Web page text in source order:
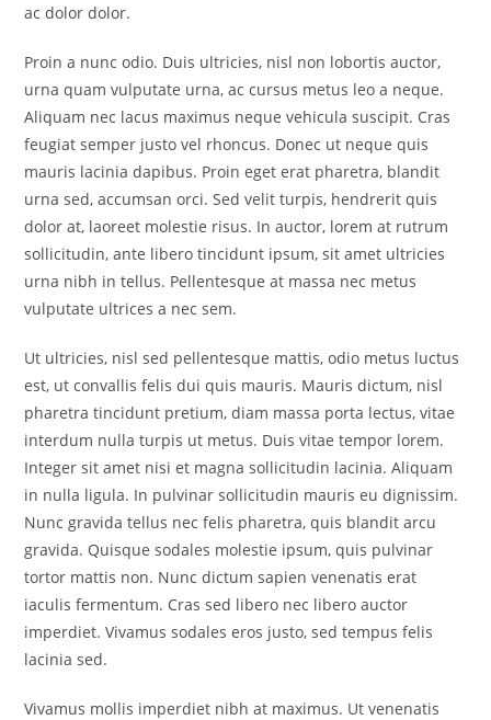
ac dolor dolor.
Proin a nunc odio. Duis ultricies, nisl non lobortis auctor,
urna quam vulputate urna, ac cursus metus leo a neque.
Aliquam nec lacus maximus neque vehicula suscipit. Cras
feugiat semper justo vel rhoncus. Donec ut neque quis
mauris lacinia dapibus. Proin eget erat pharetra, blandit
urna sed, accumsan orci. Sed velit turpis, hendrerit quis
dolor at, laoreet molestie risus. In auctor, lorem at rutrum
sollicitudin, ante libero tincidunt ipsum, sit amet ultricies
urna nibh in tellus. Pellentesque at massa nec metus
vulputate ultrices a nec sem.
Ut ultricies, nisl sed pellentesque mattis, odio metus luctus
est, ut convallis felis dui quis mauris. Mauris dictum, nisl
pharetra tincidunt pretium, diam massa porta lectus, vitae
interdum nulla turpis ut metus. Duis vitae tempor lorem.
Integer sit amet nisi et magna sollicitudin lacinia. Aliquam
in nulla ligula. In pulvinar sollicitudin mauris eu dignissim.
Nunc gravida tellus nec felis pharetra, quis blandit arcu
gravida. Quisque sodales molestie ipsum, quis pulvinar
tortor mattis non. Nunc dictum sapien venenatis erat
iaculis fermentum. Cras sed libero nec libero auctor
imperdiet. Vivamus sodales eros justo, sed tempus felis
lacinia sed.
Vivamus mollis imperdiet nibh at maximus. Ut venenatis